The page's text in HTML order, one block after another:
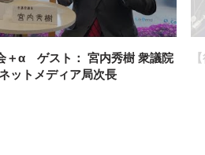
＋α ゲスト： 宮内秀樹 衆議院
ットメディア局次長